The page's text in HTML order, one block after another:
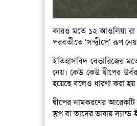
কারও মতে ১২ আওলিয়া রা
পরবর্তীতে ‘সন্দ্বীপে’ রূপ
ইতিহাসবিদ বেভারিজের
নেয়। কেউ কেউ দ্বীপের
হয়েছে বলেও ধারণা করা
দ্বীপের নামকরণের
স্তুপ বা তাদের ভাষায়